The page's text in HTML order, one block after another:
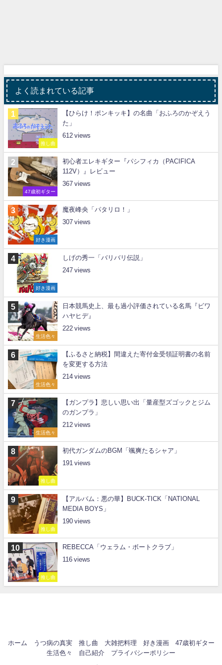
よく読まれている記事
推し曲
【ひらけ！ポンキッキ】の名曲「おふろのかぞえう
た」
612
47歳初ギター
初心者エレキギター『パシフィカ（PACIFICA
112V）』レビュー
367
好き漫画
魔夜峰央「パタリロ！」
307
好き漫画
しげの秀一「バリバリ伝説」
247
生活色々
日本競馬史上、最も過小評価されている名馬『ビワ
ハヤヒデ』
222
生活色々
【ふるさと納税】間違えた寄付金受領証明書の名前
を変更する方法
214
生活色々
【ガンプラ】悲しい思い出「量産型ズゴックとジム
のガンプラ」
212
推し曲
初代ガンダムのBGM「颯爽たるシャア」
191
推し曲
【アルバム：悪の華】BUCK-TICK「NATIONAL
MEDIA BOYS」
190
推し曲
REBECCA「ウェラム・ボートクラブ」
116
ホーム うつ病の真実 推し曲 大雑把料理 好き漫画
47歳初ギター
生活色々
自己紹介 プライバシーポリシー